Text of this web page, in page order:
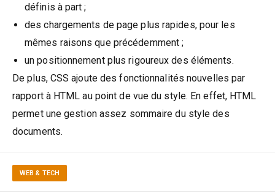
définis à part ;
des chargements de page plus rapides, pour les
mêmes raisons que précédemment ;
un positionnement plus rigoureux des éléments.
De plus, CSS ajoute des fonctionnalités nouvelles par
rapport à HTML au point de vue du style. En effet, HTML
permet une gestion assez sommaire du style des
documents.
WEB & TECH